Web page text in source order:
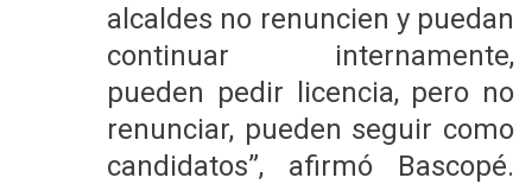
alcaldes no renuncien y puedan
continuar internamente,
pueden pedir licencia, pero no
renunciar, pueden seguir como
candidatos”, afirmó Bascopé.